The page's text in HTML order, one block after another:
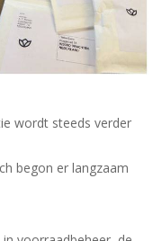
wordt steeds verder
begon er langzaam